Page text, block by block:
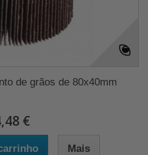
de grãos de 80x40mm
€
Mais